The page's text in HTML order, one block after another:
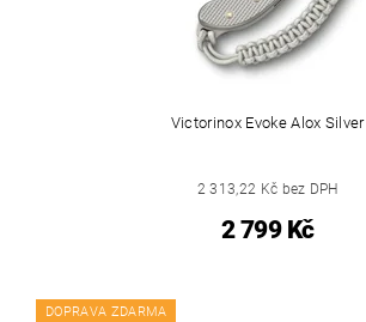
Victorinox Evoke Alox Silver
2 313,22 Kč bez DPH
2 799 Kč
DOPRAVA ZDARMA